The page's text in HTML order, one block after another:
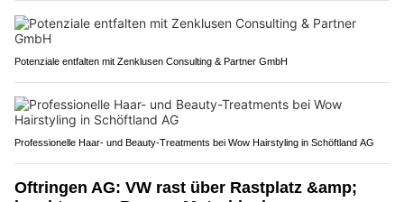
Potenziale entfalten mit Zenklusen Consulting & Partner GmbH
Professionelle Haar- und Beauty-Treatments bei Wow Hairstyling in Schöftland AG
Oftringen AG: VW rast über Rastplatz &amp;